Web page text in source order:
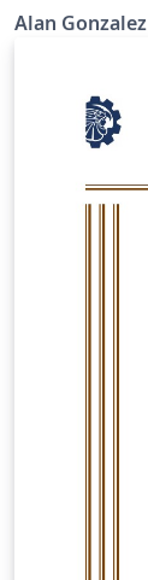
Alan Gonzalez